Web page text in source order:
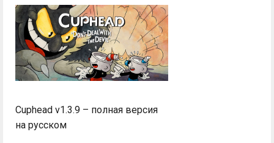
Cuphead v1.3.9 – полная версия
на русском